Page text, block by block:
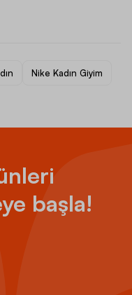
Nike Kadın Giyim
başla!